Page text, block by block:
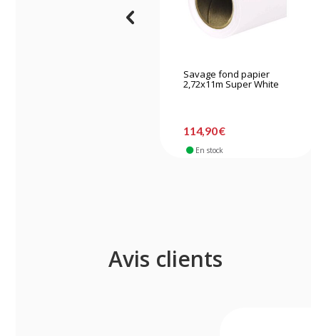
Savage fond papier
2,72x11m Super White
114,90 €
En stock
Avis clients